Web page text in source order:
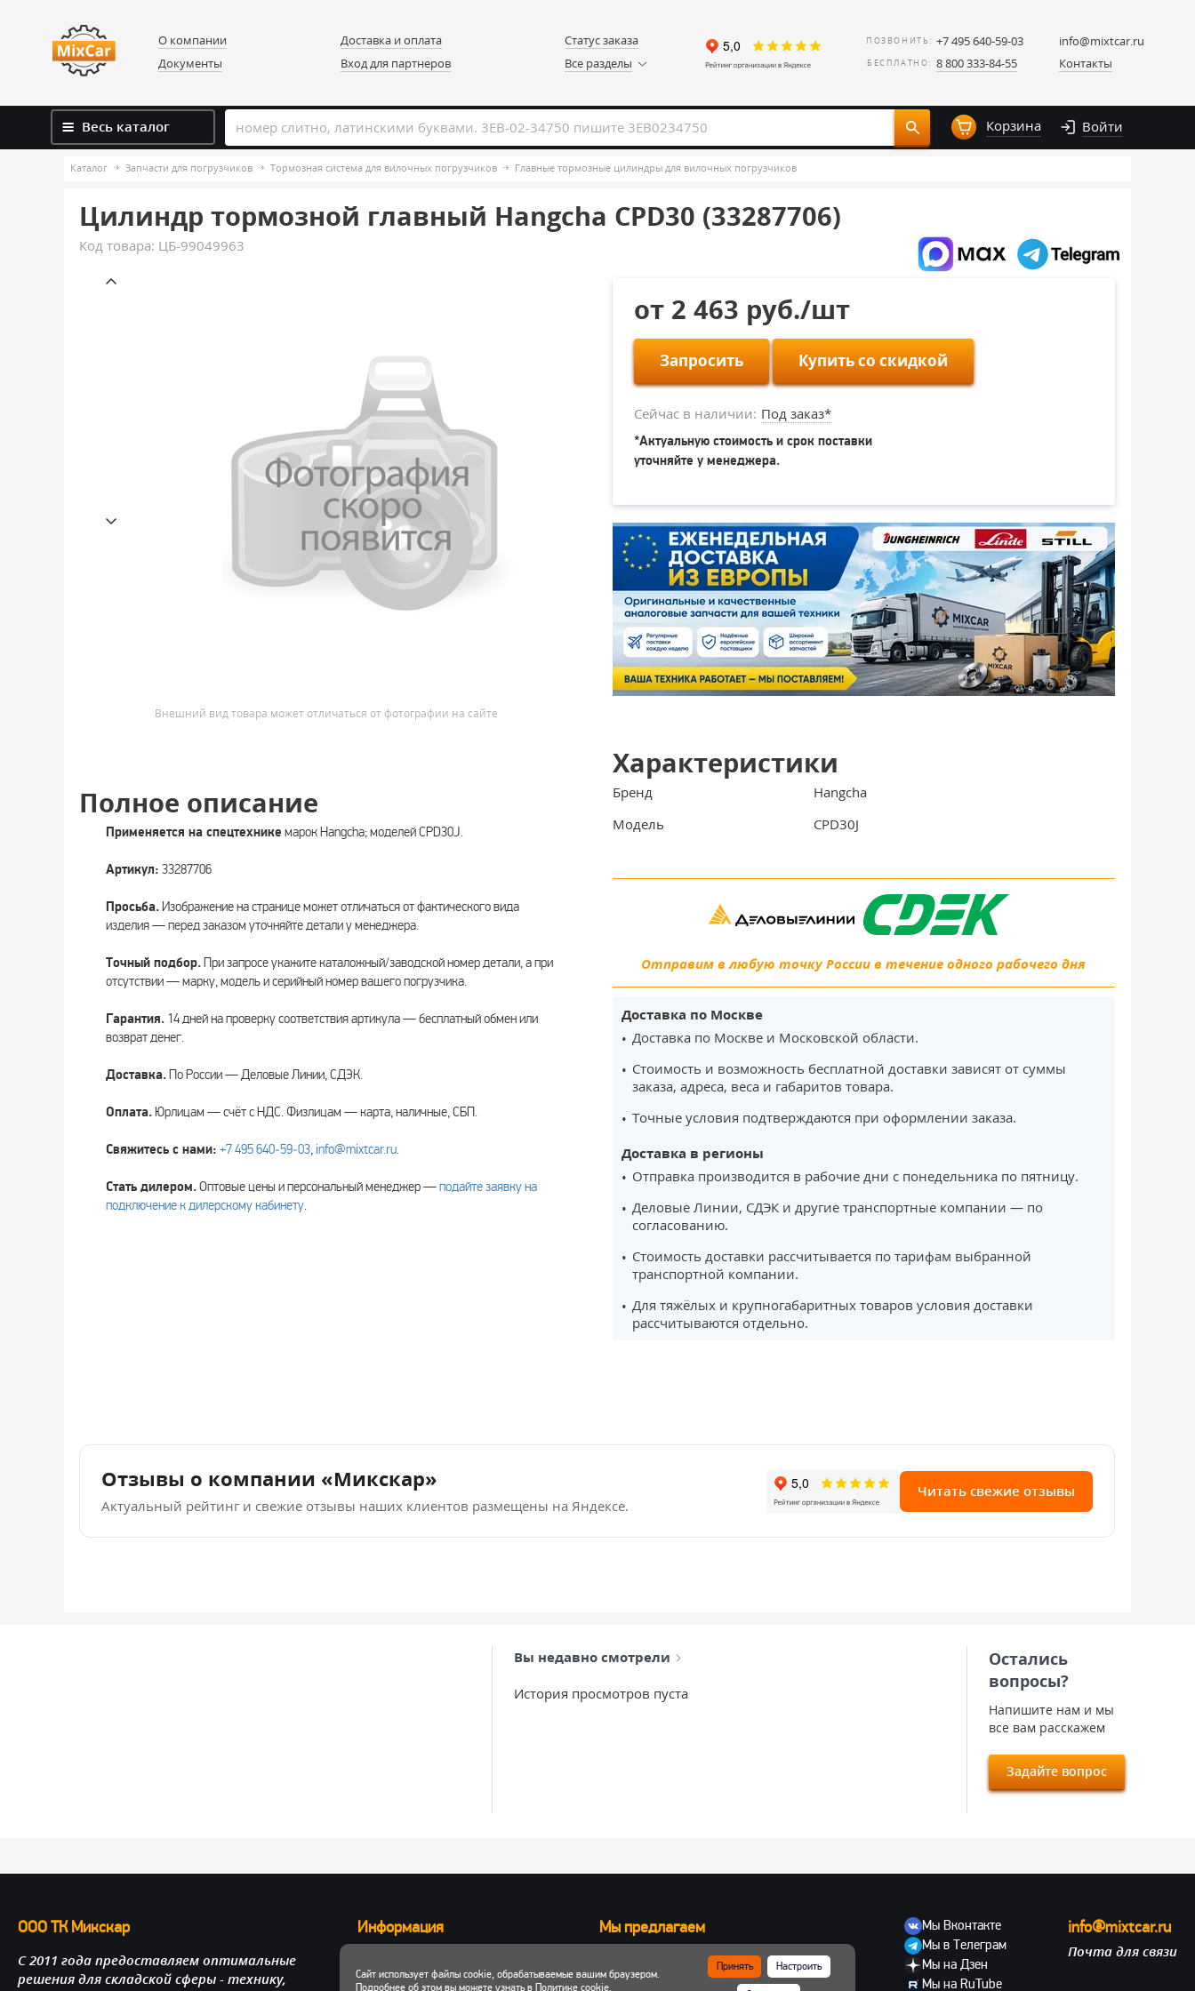
О компании
Документы
Доставка и оплата
Вход для партнеров
Статус заказа
Все разделы
ПОЗВОНИТЬ: +7 495 640-59-03
БЕСПЛАТНО: 8 800 333-84-55
info@mixtcar.ru
Контакты
Весь каталог Корзина Войти
Каталог Запчасти для погрузчиков Тормозная система для вилочных погрузчиков Главные тормозные цилиндры для вилочных погрузчиков
Цилиндр тормозной главный Hangcha CPD30 (33287706)
Код товара: ЦБ-99049963
Внешний вид товара может отличаться от фотографии на сайте
Полное описание
Применяется на спецтехнике марок Hangcha; моделей CPD30J.
Артикул: 33287706
Просьба.Изображение на странице может отличаться от фактического вида
изделия — перед заказом уточняйте детали у менеджера.
Точный подбор.При запросе укажите каталожный/заводской номер детали, а при
отсутствии — марку, модель и серийный номер вашего погрузчика.
Гарантия. 14 дней на проверку соответствия артикула — бесплатный обмен или
возврат денег.
Доставка.По России — Деловые Линии, СДЭК.
Оплата. Юрлицам — счёт с НДС. Физлицам — карта, наличные, СБП.
Свяжитесь с нами: +7 495 640‑59‑03, info@mixtcar.ru.
Стать дилером.Оптовые цены и персональный менеджер —подайте заявку на
подключение к дилерскому кабинету.
от 2 463 руб./шт
Запросить Купить со скидкой
Сейчас в наличии: Под заказ*
*Актуальную стоимость и срок поставки
уточняйте у менеджера.
Характеристики
Бренд
Hangcha
Модель
CPD30J
Отправим в любую точку России в течение одного рабочего дня
Доставка по Москве
Доставка по Москве и Московской области.
Стоимость и возможность бесплатной доставки зависят от суммы
заказа, адреса, веса и габаритов товара.
Точные условия подтверждаются при оформлении заказа.
Доставка в регионы
Отправка производится в рабочие дни с понедельника по пятницу.
Деловые Линии, СДЭК и другие транспортные компании — по
согласованию.
Стоимость доставки рассчитывается по тарифам выбранной
транспортной компании.
Для тяжёлых и крупногабаритных товаров условия доставки
рассчитываются отдельно.
Отзывы о компании «Микскар»
Актуальный рейтинг и свежие отзывы наших клиентов размещены на Яндексе.
Читать свежие отзывы
Вы недавно смотрели
История просмотров пуста
Остались
вопросы?
Напишите нам и мы
все вам расскажем
Задайте вопрос
ООО ТК Микскар
С 2011 года предоставляем оптимальные
решения для складской сферы - технику,
Информация
Доставка и оплата
Мы предлагаем
Запчасти для вилочных погрузчиков
Запчасти для двигателей
Мы Вконтакте
Мы в Телеграм
Мы на Дзен
Мы на RuTube
info@mixtcar.ru
Почта для связи
Сайт использует файлы cookie, обрабатываемые вашим браузером.
Подробнее об этом вы можете узнать в Политике cookie.
Принять Настроить